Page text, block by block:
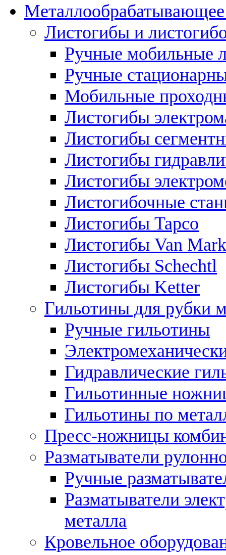
Металлообрабатывающее
Листогибы и
Ручные мобильные
Ручные
Мобильные
Листогибы
Листогибы
Листогибы
Листогибы
Листогибочные
Листогибы Tapco
Листогибы Van Mark
Листогибы Schechtl
Листогибы Ketter
Гильотины для рубки
Ручные гильотины
Гидравлические
Гильотинные
Гильотины по
Пресс-ножницы
Разматыватели
Ручные
Разматыватели
металла
Кровельное